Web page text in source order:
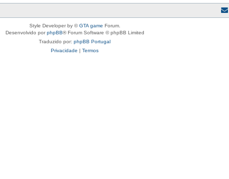
Style Developer by ©GTA game Forum.
Desenvolvido porphpBB® Forum Software © phpBB Limited
Traduzido por: phpBB Portugal
Privacidade | Termos